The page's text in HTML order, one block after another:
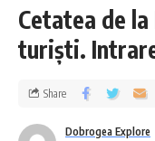
Cetatea de
turiști.
Dobrogea Explore
Share